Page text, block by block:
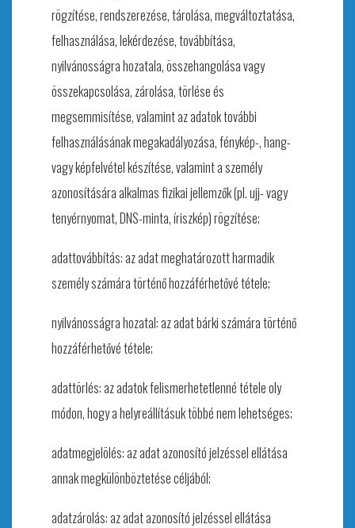
rögzítése, rendszerezése, tárolása, megváltoztatása,
felhasználása, lekérdezése, továbbítása,
nyilvánosságra hozatala, összehangolása vagy
összekapcsolása, zárolása, törlése és
megsemmisítése, valamint az adatok további
felhasználásának megakadályozása, fénykép-, hang-
vagy képfelvétel készítése, valamint a személy
azonosítására alkalmas fizikai jellemzők (pl. ujj- vagy
tenyérnyomat, DNS-minta, íriszkép) rögzítése;
adattovábbítás: az adat meghatározott harmadik
személy számára történő hozzáférhetővé tétele;
nyilvánosságra hozatal: az adat bárki számára történő
hozzáférhetővé tétele;
adattörlés: az adatok felismerhetetlenné tétele oly
módon, hogy a helyreállításuk többé nem lehetséges;
adatmegjelölés: az adat azonosító jelzéssel ellátása
annak megkülönböztetése céljából;
adatzárolás: az adat azonosító jelzéssel ellátása